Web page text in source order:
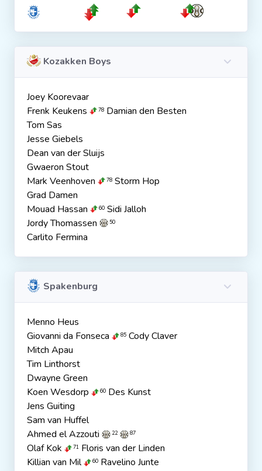
Kozakken Boys
Joey Koorevaar
Frenk Keukens
78 Damian den Besten
Tom Sas
Jesse Giebels
Dean van der Sluijs
Gwaeron Stout
Mark Veenhoven
78 Storm Hop
Grad Damen
Mouad Hassan
60 Sidi Jalloh
Jordy Thomassen
50
Carlito Fermina
Spakenburg
Menno Heus
Giovanni da Fonseca
85 Cody Claver
Mitch Apau
Tim Linthorst
Dwayne Green
Koen Wesdorp
60 Des Kunst
Jens Guiting
Sam van Huffel
Ahmed el Azzouti
22 87
Olaf Kok 71 Floris van der Linden
Killian van Mil
60 Ravelino Junte